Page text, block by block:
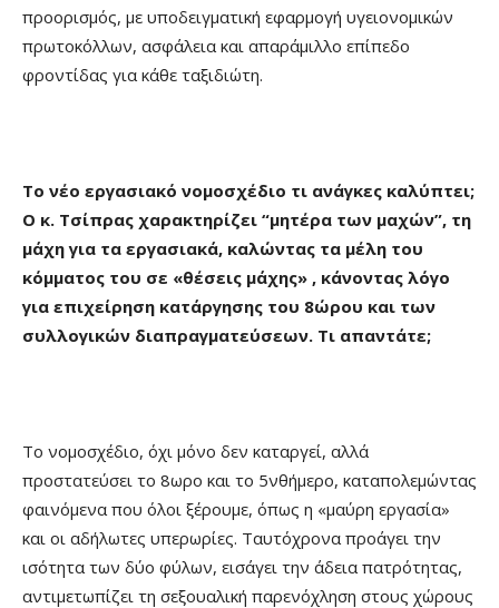
προορισμός, με υποδειγματική εφαρμογή υγειονομικών
πρωτοκόλλων, ασφάλεια και απαράμιλλο επίπεδο
φροντίδας για κάθε ταξιδιώτη.
Το νέο εργασιακό νομοσχέδιο τι ανάγκες καλύπτει;
Ο κ. Τσίπρας χαρακτηρίζει “μητέρα των μαχών”, τη
μάχη για τα εργασιακά, καλώντας τα μέλη του
κόμματος του σε «θέσεις μάχης» , κάνοντας λόγο
για επιχείρηση κατάργησης του 8ώρου και των
συλλογικών διαπραγματεύσεων. Τι απαντάτε;
Το νομοσχέδιο, όχι μόνο δεν καταργεί, αλλά
προστατεύσει το 8ωρο και το 5νθήμερο, καταπολεμώντας
φαινόμενα που όλοι ξέρουμε, όπως η «μαύρη εργασία»
και οι αδήλωτες υπερωρίες. Ταυτόχρονα προάγει την
ισότητα των δύο φύλων, εισάγει την άδεια πατρότητας,
αντιμετωπίζει τη σεξουαλική παρενόχληση στους χώρους